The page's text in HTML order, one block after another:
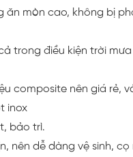
ăn mòn cao, không bị
trong điều kiện trời
composite nên giá rẻ,
inox
bảo trì.
nên dễ dàng vệ sinh, cọ